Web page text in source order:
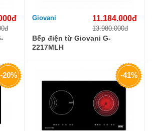
Giovani 11.184.000đ
13.980.000đ
Bếp điện từ Giovani G-
2217MLH
-20% -41%